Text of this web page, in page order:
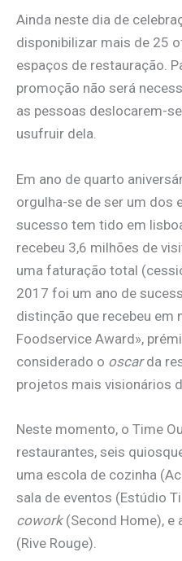
Ainda neste dia de
disponibilizar mais de 25
espaços de restauração.
promoção não será
as pessoas deslocarem-
usufruir dela.
Em ano de quarto
orgulha-se de ser um dos
sucesso tem tido em
recebeu 3,6 milhões de
uma faturação total
2017 foi um ano de
distinção que recebeu em
Foodservice Award»,
considerado o oscarda
projetos mais visionários
Neste momento, o Time
restaurantes, seis
uma escola de cozinha
sala de eventos (Estúdio
cowork(Second Home), e
(Rive Rouge).